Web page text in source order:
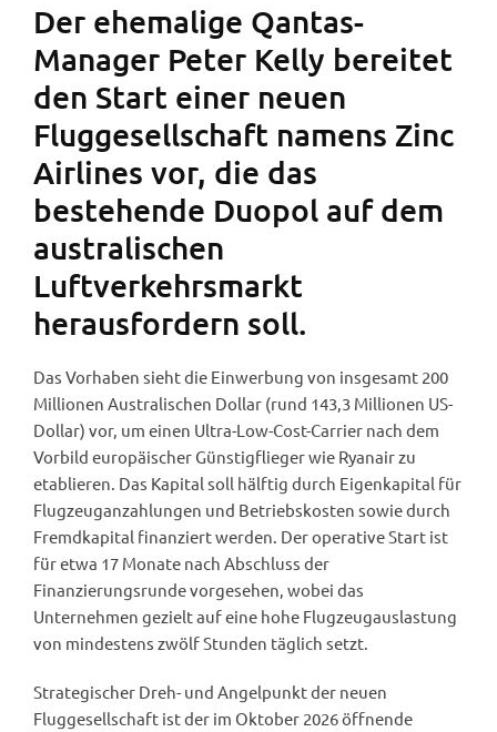
Der ehemalige Qantas-
Manager Peter Kelly bereitet
den Start einer neuen
Fluggesellschaft namens Zinc
Airlines vor, die das
bestehende Duopol auf dem
australischen
Luftverkehrsmarkt
herausfordern soll.
Das Vorhaben sieht die Einwerbung von insgesamt 200
Millionen Australischen Dollar (rund 143,3 Millionen US-
Dollar) vor, um einen Ultra-Low-Cost-Carrier nach dem
Vorbild europäischer Günstigflieger wie Ryanair zu
etablieren. Das Kapital soll hälftig durch Eigenkapital für
Flugzeuganzahlungen und Betriebskosten sowie durch
Fremdkapital finanziert werden. Der operative Start ist
für etwa 17 Monate nach Abschluss der
Finanzierungsrunde vorgesehen, wobei das
Unternehmen gezielt auf eine hohe Flugzeugauslastung
von mindestens zwölf Stunden täglich setzt.
Strategischer Dreh- und Angelpunkt der neuen
Fluggesellschaft ist der im Oktober 2026 öffnende